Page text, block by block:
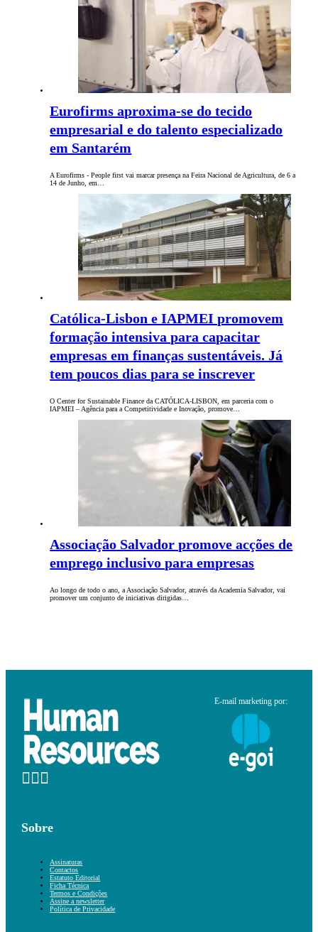
Eurofirms aproxima-se do tecido
empresarial e do talento especializado
em Santarém
A Eurofirms - People first vai marcar presença na Feira Nacional de Agricultura, de 6 a
14 de Junho, em…
Católica-Lisbon e IAPMEI promovem
formação intensiva para capacitar
empresas em finanças sustentáveis. Já
tem poucos dias para se inscrever
O Center for Sustainable Finance da CATÓLICA-LISBON, em parceria com o
IAPMEI – Agência para a Competitividade e Inovação, promove…
Associação Salvador promove acções de
emprego inclusivo para empresas
Ao longo de todo o ano, a Associação Salvador, através da Academia Salvador, vai
promover um conjunto de iniciativas dirigidas…
E-mail marketing por:
Sobre
Assinaturas
Contactos
Estatuto Editorial
Ficha Técnica
Termos e Condições
Assine a newsletter
Política de Privacidade